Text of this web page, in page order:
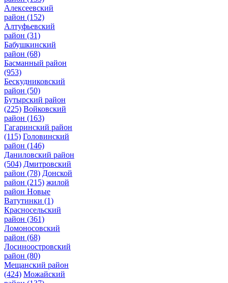
Алексеевский
район (152)
Алтуфьевский
район (31)
Бабушкинский
район (68)
Басманный район
(953)
Бескудниковский
район (50)
Бутырский район
(225) Войковский
район (163)
Гагаринский район
(115) Головинский
район (146)
Даниловский район
(504) Дмитровский
район (78) Донской
район (215) жилой
район Новые
Ватутинки (1)
Красносельский
район (361)
Ломоносовский
район (68)
Лосиноостровский
район (80)
Мещанский район
(424) Можайский